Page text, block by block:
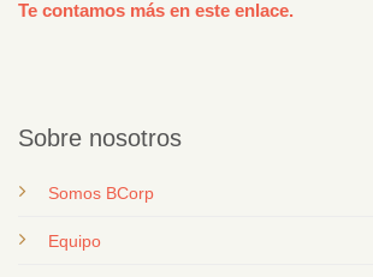
Te contamos más en este enlace.
Sobre nosotros
Somos BCorp
Equipo